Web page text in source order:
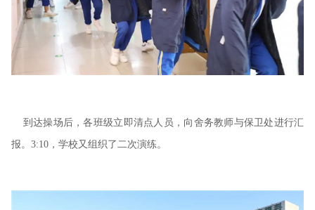
到达操场后，各班级立即清点人员，向舍务教师与保卫处进行汇
报。 3:10，学校又组织了二次演练。